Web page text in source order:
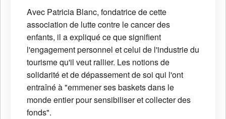
Avec Patricia Blanc, fondatrice de cette
association de lutte contre le cancer des
enfants, il a expliqué ce que signifient
l'engagement personnel et celui de l'industrie du
tourisme qu'il veut rallier. Les notions de
solidarité et de dépassement de soi qui l'ont
entraîné à "emmener ses baskets dans le
monde entier pour sensibiliser et collecter des
fonds".